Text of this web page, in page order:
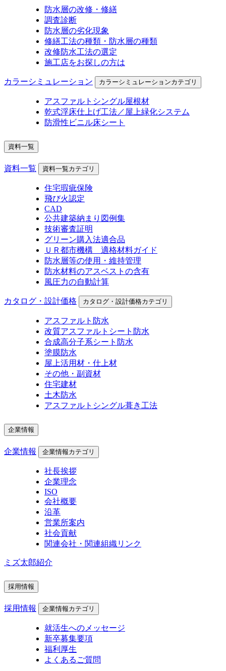
防水層の改修・修繕
調査診断
防水層の劣化現象
修繕工法の種類・防水層の種類
改修防水工法の選定
施工店をお探しの方は
カラーシミュレーション カラーシミュレーションカテゴリ
アスファルトシングル屋根材
乾式浮床仕上げ工法／屋上緑化システム
防滑性ビニル床シート
資料一覧
資料一覧 資料一覧カテゴリ
住宅瑕疵保険
飛び火認定
CAD
公共建築納まり図例集
技術審査証明
グリーン購入法適合品
ＵＲ都市機構 適格材料ガイド
防水層等の使用・維持管理
防水材料のアスベストの含有
風圧力の自動計算
カタログ・設計価格 カタログ・設計価格カテゴリ
アスファルト防水
改質アスファルトシート防水
合成高分子系シート防水
塗膜防水
屋上活用材・仕上材
その他・副資材
住宅建材
土木防水
アスファルトシングル葺き工法
企業情報
企業情報 企業情報カテゴリ
社長挨拶
企業理念
ISO
会社概要
沿革
営業所案内
社会貢献
関連会社・関連組織リンク
ミズ太郎紹介
採用情報
採用情報 企業情報カテゴリ
就活生へのメッセージ
新卒募集要項
福利厚生
よくあるご質問